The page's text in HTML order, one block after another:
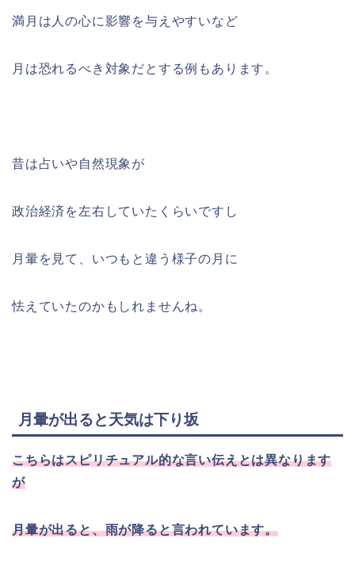
満月は人の心に影響を与えやすいなど
月は恐れるべき対象だとする例もあります。
昔は占いや自然現象が
政治経済を左右していたくらいですし
月暈を見て、いつもと違う様子の月に
怯えていたのかもしれませんね。
月暈が出ると天気は下り坂
こちらはスピリチュアル的な言い伝えとは異なります
が
月暈が出ると、雨が降ると言われています。